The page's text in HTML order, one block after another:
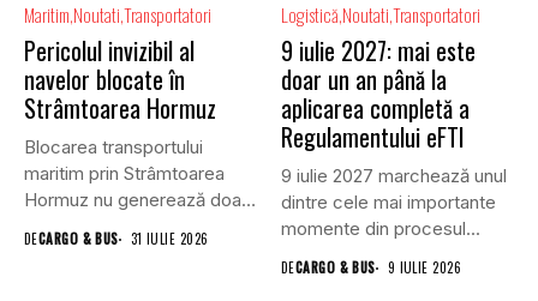
Maritim NoutatiTransportatori
Pericolul invizibil al
navelor blocate în
Strâmtoarea Hormuz
Blocarea transportului
maritim prin Strâmtoarea
Hormuz nu generează doar
efecte economice și...
DECARGO & BUS 31 IULIE 2026
Logistică NoutatiTransportatori
9 iulie 2027: mai este
doar un an până la
aplicarea completă a
Regulamentului eFTI
9 iulie 2027 marchează unul
dintre cele mai importante
momente din procesul...
DECARGO & BUS 9 IULIE 2026